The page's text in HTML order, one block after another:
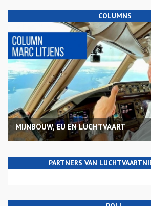
COLUMNS
MIJNBOUW, EU EN LUCHTVAART
PARTNERS VAN